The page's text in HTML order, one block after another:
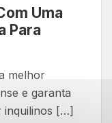
Uma
Para
melhor
e garanta
[…]